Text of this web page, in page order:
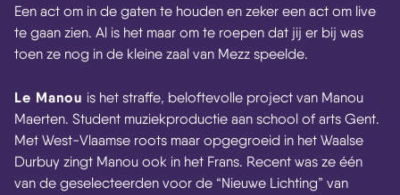
Een act om in de gaten te houden en zeker een act om live
te gaan zien. Al is het maar om te roepen dat jij er bij was
toen ze nog in de kleine zaal van Mezz speelde.
Le Manou is het straffe, beloftevolle project van Manou
Maerten. Student muziekproductie aan school of arts Gent.
Met West-Vlaamse roots maar opgegroeid in het Waalse
Durbuy zingt Manou ook in het Frans. Recent was ze één
van de geselecteerden voor de “Nieuwe Lichting” van